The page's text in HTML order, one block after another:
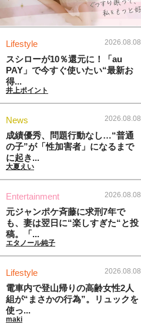
Lifestyle 2026.08.08
スシローが10％還元に！「au
PAY」で今すぐ使いたい“最新お
得...
井上ポイント
News 2026.08.08
成績優秀、問題行動なし…“普通
の子”が「性加害者」になるまで
に起き...
大夏えい
Entertainment 2026.08.08
元ジャンポケ斉藤に求刑7年で
も、妻は翌日に“楽しすぎた“と投
稿。「...
エタノール純子
Lifestyle 2026.08.08
電車内で登山帰りの高齢女性2人
組が“まさかの行為”。リュックを
使っ...
maki